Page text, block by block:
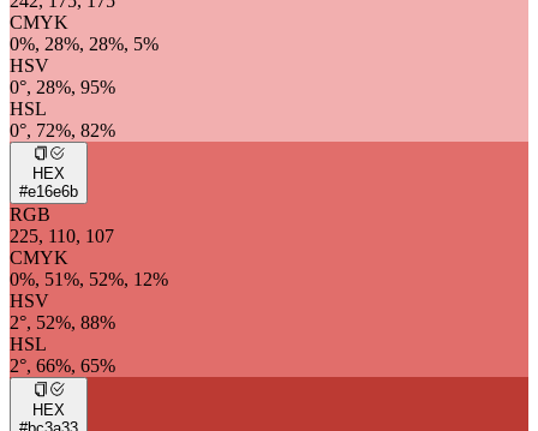
CMYK
0%, 28%, 28%, 5%
HSV
0°, 28%, 95%
HSL
0°, 72%, 82%
HEX
#e16e6b
RGB
225, 110, 107
CMYK
0%, 51%, 52%, 12%
HSV
2°, 52%, 88%
HSL
2°, 66%, 65%
HEX